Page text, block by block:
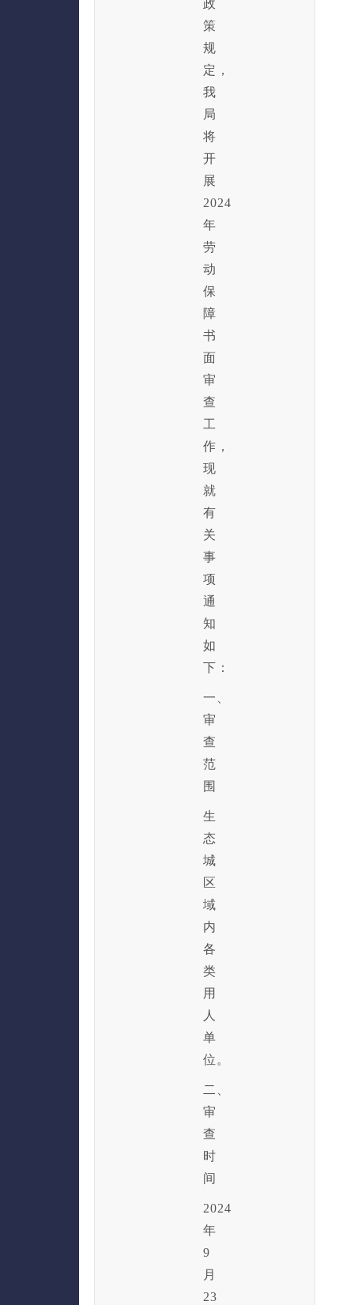
政
策
规
定，
我
局
将
开
展
2024
年
劳
动
保
障
书
面
审
查
工
作，
现
就
有
关
事
项
通
知
如
下：
一、
审
查
范
围
生
态
城
区
域
内
各
类
用
人
单
位。
二、
审
查
时
间
2024
年
9
月
23